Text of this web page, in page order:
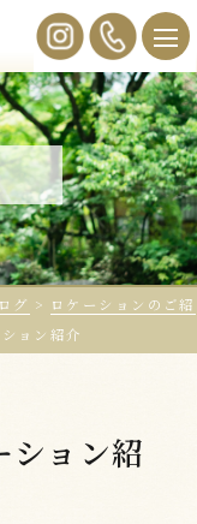
グ > ロケーションのご紹
ョン紹介
ション紹